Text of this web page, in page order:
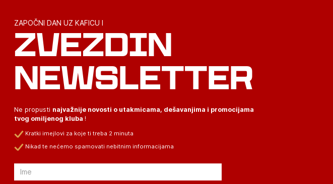
ZAPOČNI DAN UZ KAFICU I
ZVEZDIN
NEWSLETTER
Ne propusti najvažnije novosti o utakmicama, dešavanjima i promocijama
tvog omiljenog kluba !
Kratki imejlovi za koje ti treba 2 minuta
Nikad te nećemo spamovati nebitnim informacijama
Email